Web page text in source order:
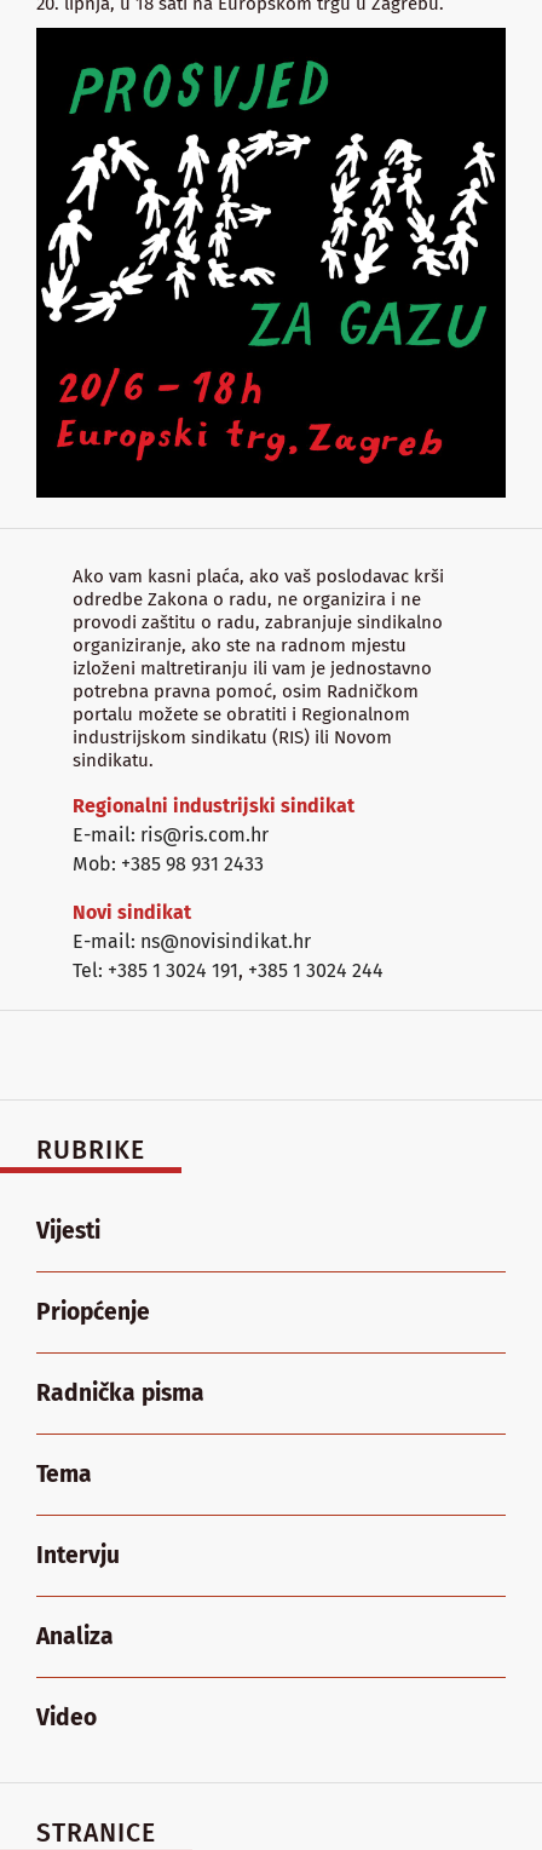
Ako vam kasni plaća, ako vaš poslodavac krši
odredbe Zakona o radu, ne organizira i ne
provodi zaštitu o radu, zabranjuje sindikalno
organiziranje, ako ste na radnom mjestu
izloženi maltretiranju ili vam je jednostavno
potrebna pravna pomoć, osim Radničkom
portalu možete se obratiti i Regionalnom
industrijskom sindikatu (RIS) ili Novom
sindikatu.
Regionalni industrijski sindikat
E-mail: ris@ris.com.hr
Mob: +385 98 931 2433
Novi sindikat
E-mail: ns@novisindikat.hr
Tel: +385 1 3024 191, +385 1 3024 244
RUBRIKE
Vijesti
Priopćenje
Radnička pisma
Tema
Intervju
Analiza
Video
STRANICE